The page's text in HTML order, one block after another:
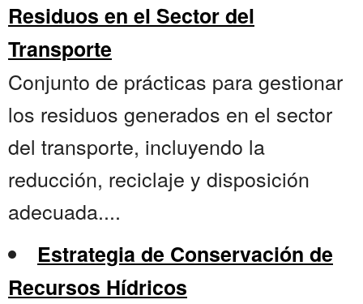
Residuos en el Sector del
Transporte
Conjunto de prácticas para gestionar
los residuos generados en el sector
del transporte, incluyendo la
reducción, reciclaje y disposición
adecuada....
Estrategia de Conservación de
Recursos Hídricos